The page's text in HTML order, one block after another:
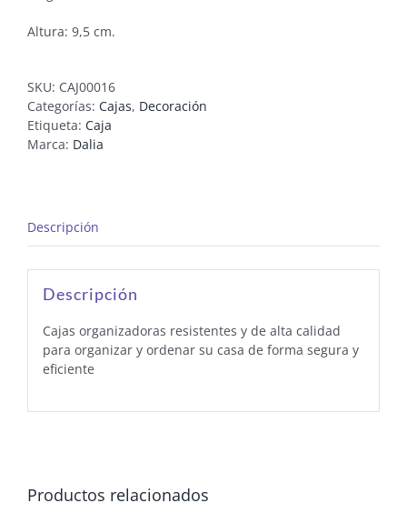
Altura: 9,5 cm.
SKU: CAJ00016
Categorías: Cajas, Decoración
Etiqueta: Caja
Marca: Dalia
Descripción
Descripción
Cajas organizadoras resistentes y de alta calidad
para organizar y ordenar su casa de forma segura y
eficiente
Productos relacionados